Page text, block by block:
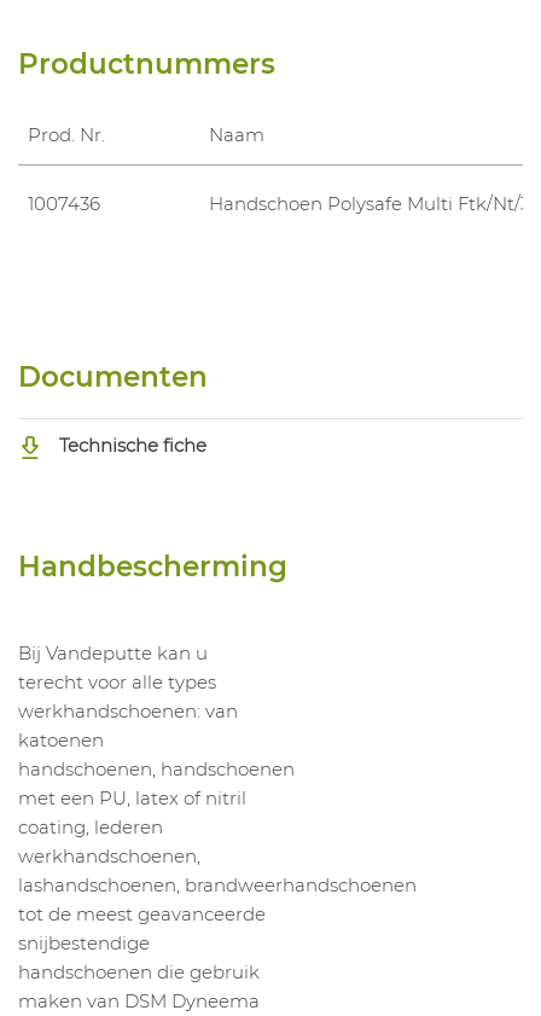
Productnummers
Prod. Nr. Naam
1007436 Handschoen Polysafe Multi Ftk/Nt/35
Documenten
Technische fiche
Handbescherming
Bij Vandeputte kan u
terecht voor alle types
werkhandschoenen: van
katoenen
handschoenen, handschoenen
met een PU, latex of nitril
coating, lederen
werkhandschoenen,
lashandschoenen, brandweerhandschoenen
tot de meest geavanceerde
snijbestendige
handschoenen die gebruik
maken van DSM Dyneema